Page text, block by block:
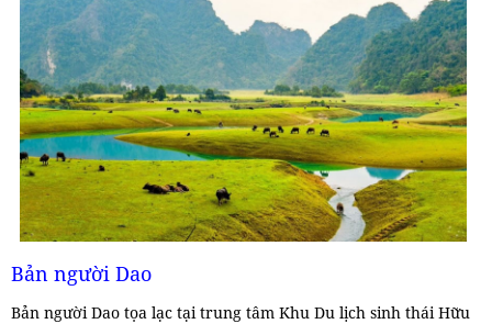
Bản người Dao
Bản người Dao tọa lạc tại trung tâm Khu Du lịch sinh thái Hữu